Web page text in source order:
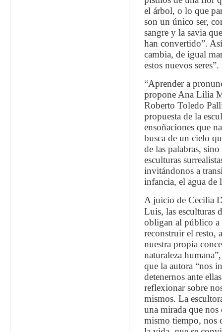
el árbol, o lo que
son un único ser,
sangre y la savia
han convertido”.
cambia, de igual
estos nuevos seres”.
“Aprender a
propone Ana Lilia
Roberto Toledo
propuesta de la
ensoñaciones que
busca de un cielo
de las palabras,
esculturas
invitándonos a
infancia, el agua de
A juicio de Cecilia
Luis, las esculturas
obligan al público a
reconstruir el resto,
nuestra propia
naturaleza
que la autora “nos
detenernos ante
reflexionar sobre
mismos. La
una mirada que nos
mismo tiempo, nos